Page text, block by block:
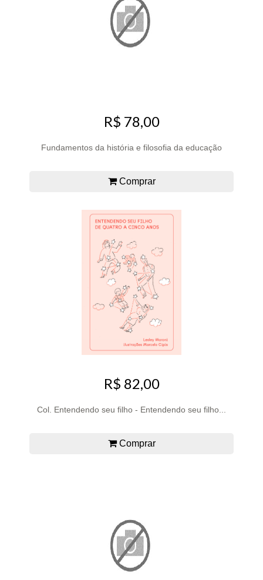
R$ 78,00
Fundamentos da história e filosofia da educação
Comprar
R$ 82,00
Col. Entendendo seu filho - Entendendo seu filho...
Comprar